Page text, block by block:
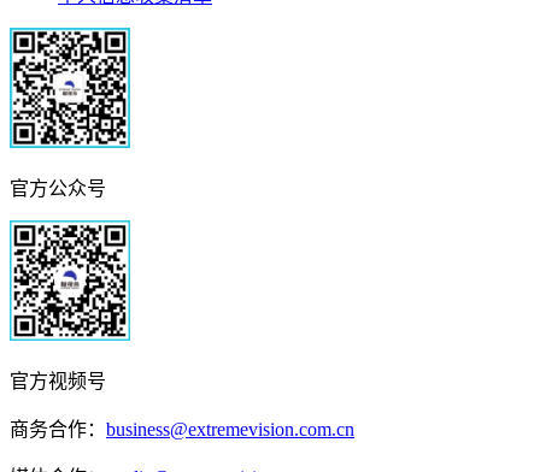
官方公众号
官方视频号
商务合作： business@extremevision.com.cn